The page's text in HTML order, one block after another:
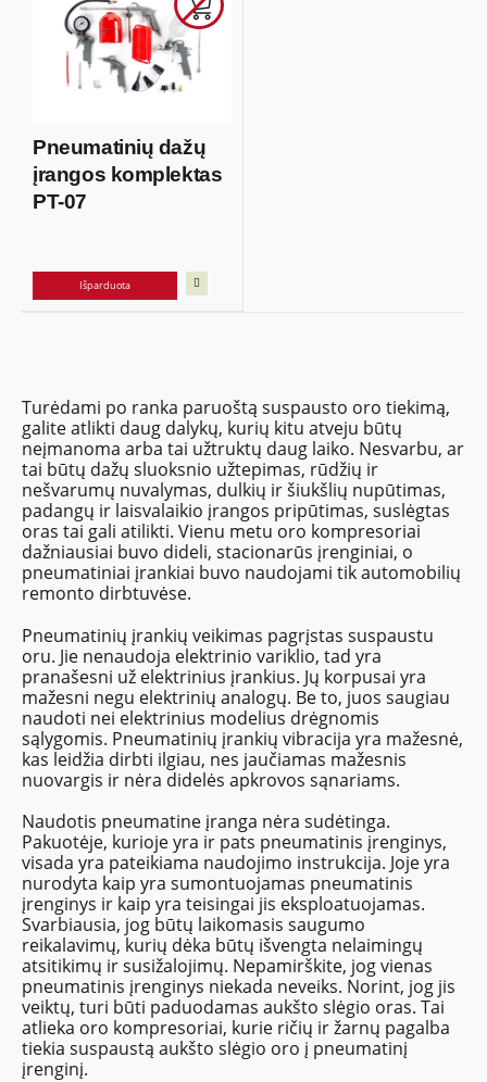
Pneumatinių dažų
įrangos komplektas
PT-07
Išparduota
Turėdami po ranka paruoštą suspausto oro tiekimą,
galite atlikti daug dalykų, kurių kitu atveju būtų
neįmanoma arba tai užtruktų daug laiko. Nesvarbu, ar
tai būtų dažų sluoksnio užtepimas, rūdžių ir
nešvarumų nuvalymas, dulkių ir šiukšlių nupūtimas,
padangų ir laisvalaikio įrangos pripūtimas, suslėgtas
oras tai gali atilikti. Vienu metu oro kompresoriai
dažniausiai buvo dideli, stacionarūs įrenginiai, o
pneumatiniai įrankiai buvo naudojami tik automobilių
remonto dirbtuvėse.
Pneumatinių įrankių veikimas pagrįstas suspaustu
oru. Jie nenaudoja elektrinio variklio, tad yra
pranašesni už elektrinius įrankius. Jų korpusai yra
mažesni negu elektrinių analogų. Be to, juos saugiau
naudoti nei elektrinius modelius drėgnomis
sąlygomis. Pneumatinių įrankių vibracija yra mažesnė,
kas leidžia dirbti ilgiau, nes jaučiamas mažesnis
nuovargis ir nėra didelės apkrovos sąnariams.
Naudotis pneumatine įranga nėra sudėtinga.
Pakuotėje, kurioje yra ir pats pneumatinis įrenginys,
visada yra pateikiama naudojimo instrukcija. Joje yra
nurodyta kaip yra sumontuojamas pneumatinis
įrenginys ir kaip yra teisingai jis eksploatuojamas.
Svarbiausia, jog būtų laikomasis saugumo
reikalavimų, kurių dėka būtų išvengta nelaimingų
atsitikimų ir susižalojimų. Nepamirškite, jog vienas
pneumatinis įrenginys niekada neveiks. Norint, jog jis
veiktų, turi būti paduodamas aukšto slėgio oras. Tai
atlieka oro kompresoriai, kurie ričių ir žarnų pagalba
tiekia suspaustą aukšto slėgio oro į pneumatinį
įrenginį.